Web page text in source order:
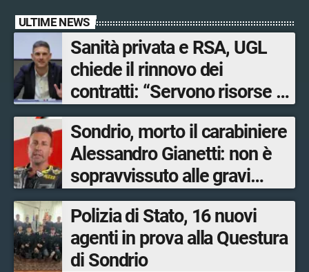
ULTIME NEWS
Sanità privata e RSA, UGL
chiede il rinnovo dei
contratti: “Servono risorse e
salari adeguati”
Sondrio, morto il carabiniere
Alessandro Gianetti: non è
sopravvissuto alle gravi
ustioni
Polizia di Stato, 16 nuovi
agenti in prova alla Questura
di Sondrio